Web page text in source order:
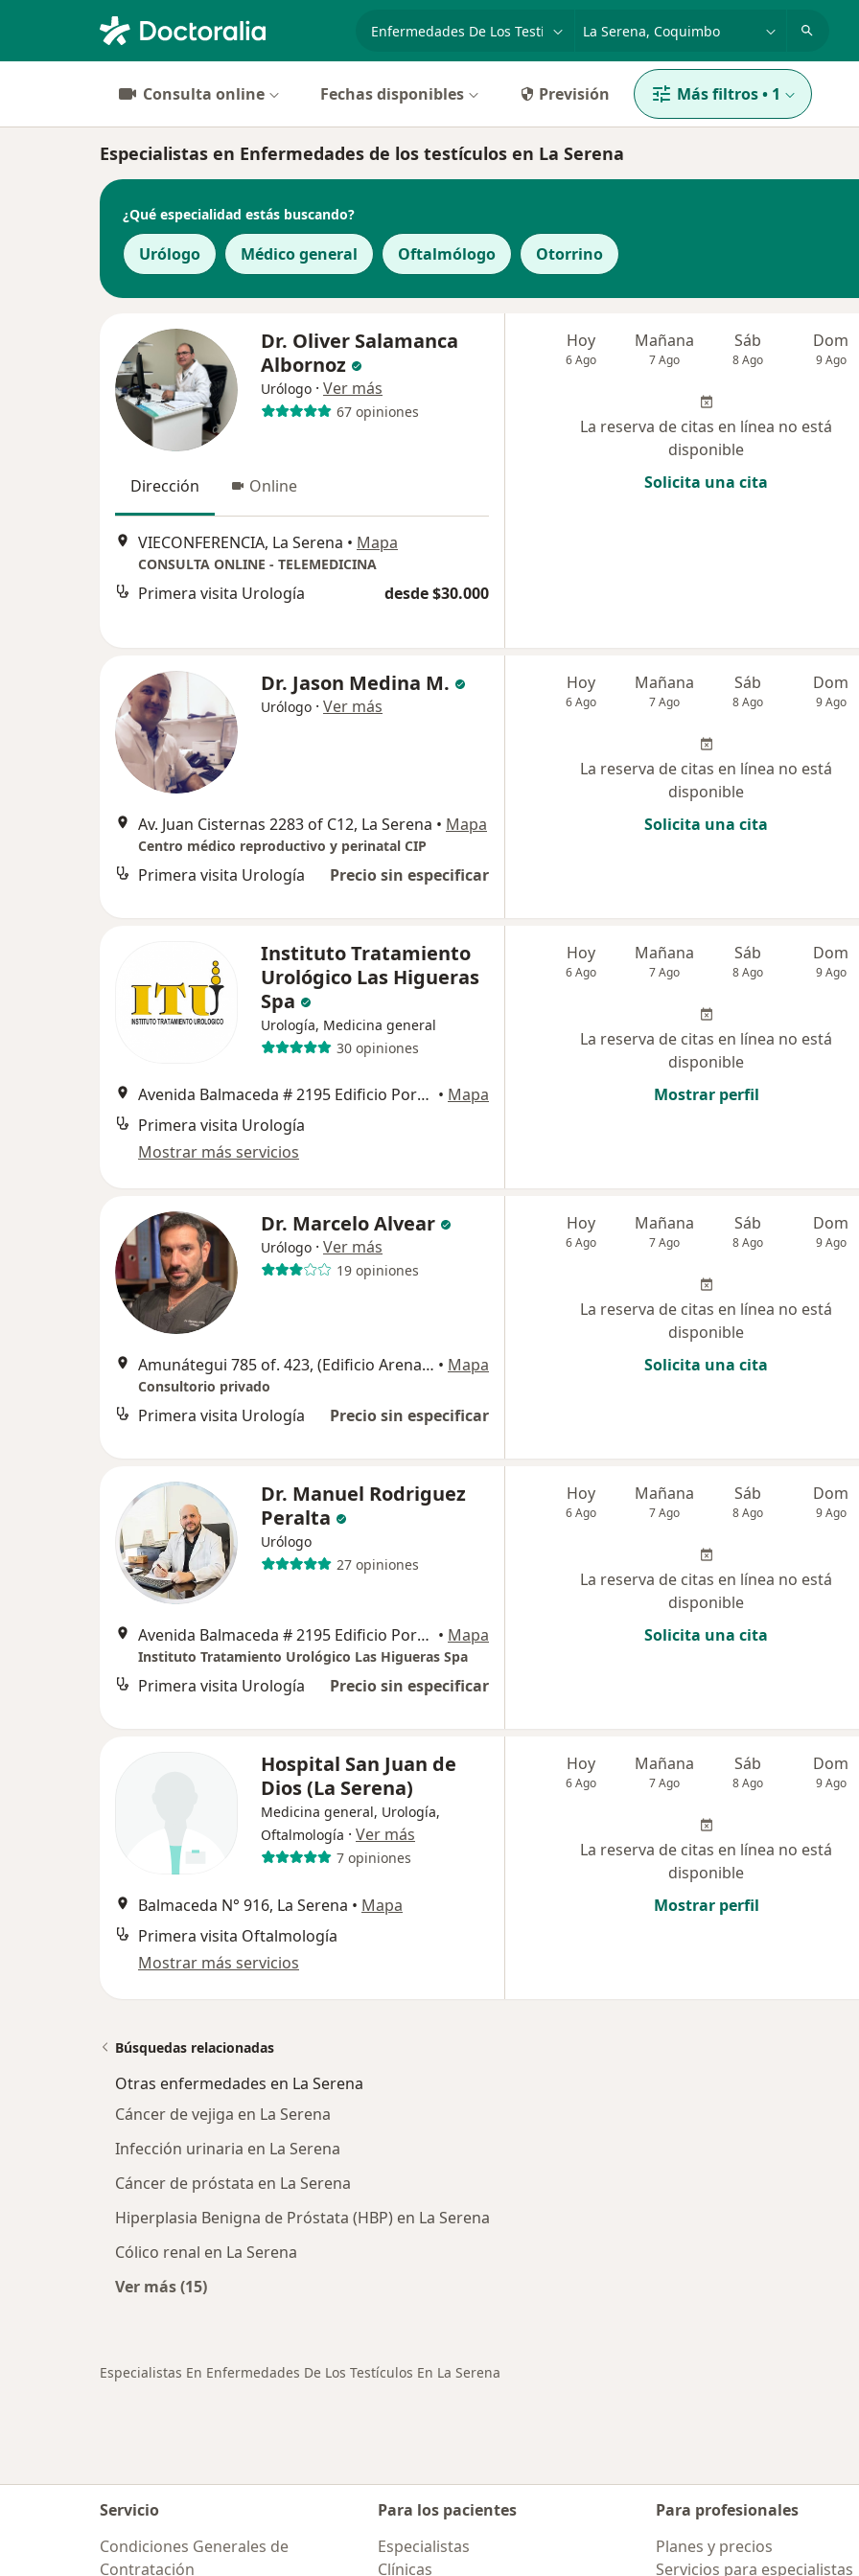
Consulta online Fechas disponibles Previsión Más filtros• 1
Especialistas en Enfermedades de los testículos en La Serena
¿Qué especialidad estás buscando?
Urólogo Médico general Oftalmólogo Otorrino
Dr. Oliver Salamanca
Albornoz
Urólogo · Ver más
67 opiniones
Dirección Online
VIECONFERENCIA, La Serena • Mapa
CONSULTA ONLINE - TELEMEDICINA
Primera visita Urología desde $30.000
Hoy
6 Ago
Mañana
7 Ago
Sáb
8 Ago
Dom
9 Ago
La reserva de citas en línea no está
disponible
Solicita una cita
Dr. Jason Medina M.
Urólogo · Ver más
Av. Juan Cisternas 2283 of C12, La Serena • Mapa
Centro médico reproductivo y perinatal CIP
Primera visita Urología Precio sin especificar
Hoy
6 Ago
Mañana
7 Ago
Sáb
8 Ago
Dom
9 Ago
La reserva de citas en línea no está
disponible
Solicita una cita
Instituto Tratamiento
Urológico Las Higueras
Spa
Urología, Medicina general
30 opiniones
Avenida Balmaceda # 2195 Edificio Portal Las Higueras Of 315, La Serena • Mapa
Primera visita Urología
Mostrar más servicios
Hoy
6 Ago
Mañana
7 Ago
Sáb
8 Ago
Dom
9 Ago
La reserva de citas en línea no está
disponible
Mostrar perfil
Dr. Marcelo Alvear
Urólogo · Ver más
19 opiniones
Amunátegui 785 of. 423, (Edificio Arenas de Amunátegui), La Serena • Mapa
Consultorio privado
Primera visita Urología Precio sin especificar
Hoy
6 Ago
Mañana
7 Ago
Sáb
8 Ago
Dom
9 Ago
La reserva de citas en línea no está
disponible
Solicita una cita
Dr. Manuel Rodriguez
Peralta
Urólogo
27 opiniones
Avenida Balmaceda # 2195 Edificio Portal Las Higueras Of 315, La Serena • Mapa
Instituto Tratamiento Urológico Las Higueras Spa
Primera visita Urología Precio sin especificar
Hoy
6 Ago
Mañana
7 Ago
Sáb
8 Ago
Dom
9 Ago
La reserva de citas en línea no está
disponible
Solicita una cita
Hospital San Juan de
Dios (La Serena)
Medicina general, Urología,
Oftalmología · Ver más
7 opiniones
Balmaceda N° 916, La Serena • Mapa
Primera visita Oftalmología
Mostrar más servicios
Hoy
6 Ago
Mañana
7 Ago
Sáb
8 Ago
Dom
9 Ago
La reserva de citas en línea no está
disponible
Mostrar perfil
Búsquedas relacionadas
Otras enfermedades en La Serena
Cáncer de vejiga en La Serena
Infección urinaria en La Serena
Cáncer de próstata en La Serena
Hiperplasia Benigna de Próstata (HBP) en La Serena
Cólico renal en La Serena
Ver más (15)
Especialistas En Enfermedades De Los Testículos En La Serena
Servicio
Condiciones Generales de
Contratación
Para los pacientes
Especialistas
Clínicas
Para profesionales
Planes y precios
Servicios para especialistas